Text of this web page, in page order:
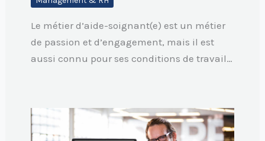
Le métier d’aide-soignant(e) est un métier
de passion et d’engagement, mais il est
aussi connu pour ses conditions de travail…